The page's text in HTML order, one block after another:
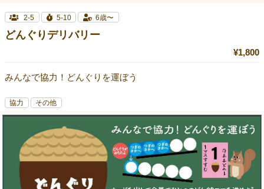
2-5 5-10 6歳〜
どんぐりデリバリー
¥1,800
みんなで協力！どんぐりを運ぼう
協力 その他